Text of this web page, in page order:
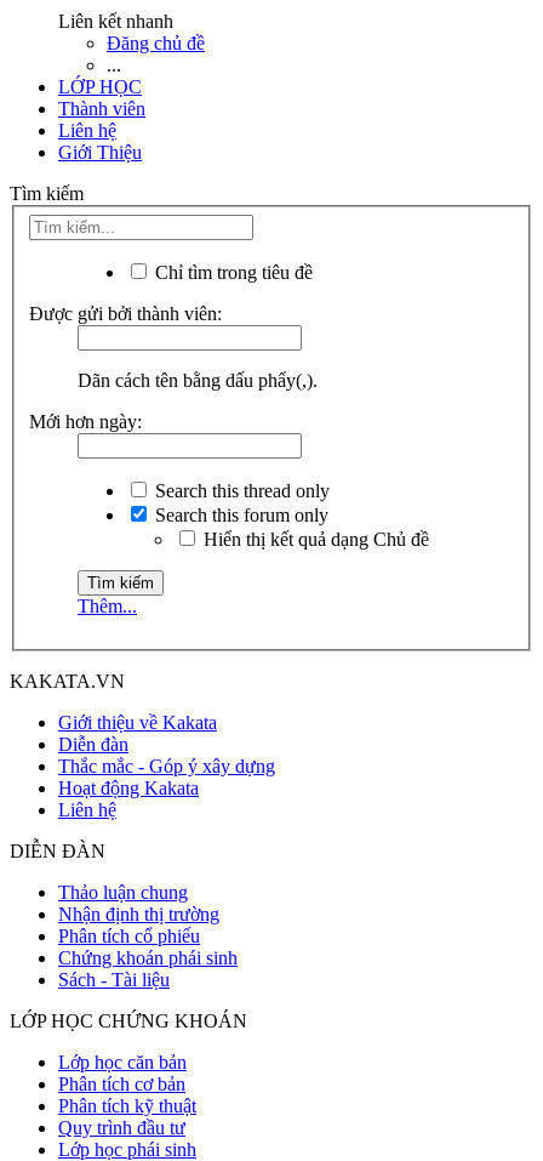
Liên kết nhanh
Đăng chủ đề
...
LỚP HỌC
Thành viên
Liên hệ
Giới Thiệu
Tìm kiếm
Chỉ tìm trong tiêu đề
Được gửi bởi thành viên:
Dãn cách tên bằng dấu phẩy(,).
Mới hơn ngày:
Search this thread only
Search this forum only
Hiển thị kết quả dạng Chủ đề
Thêm...
KAKATA.VN
Giới thiệu về Kakata
Diễn đàn
Thắc mắc - Góp ý xây dựng
Hoạt động Kakata
Liên hệ
DIỄN ĐÀN
Thảo luận chung
Nhận định thị trường
Phân tích cổ phiếu
Chứng khoán phái sinh
Sách - Tài liệu
LỚP HỌC CHỨNG KHOÁN
Lớp học căn bản
Phân tích cơ bản
Phân tích kỹ thuật
Quy trình đầu tư
Lớp học phái sinh